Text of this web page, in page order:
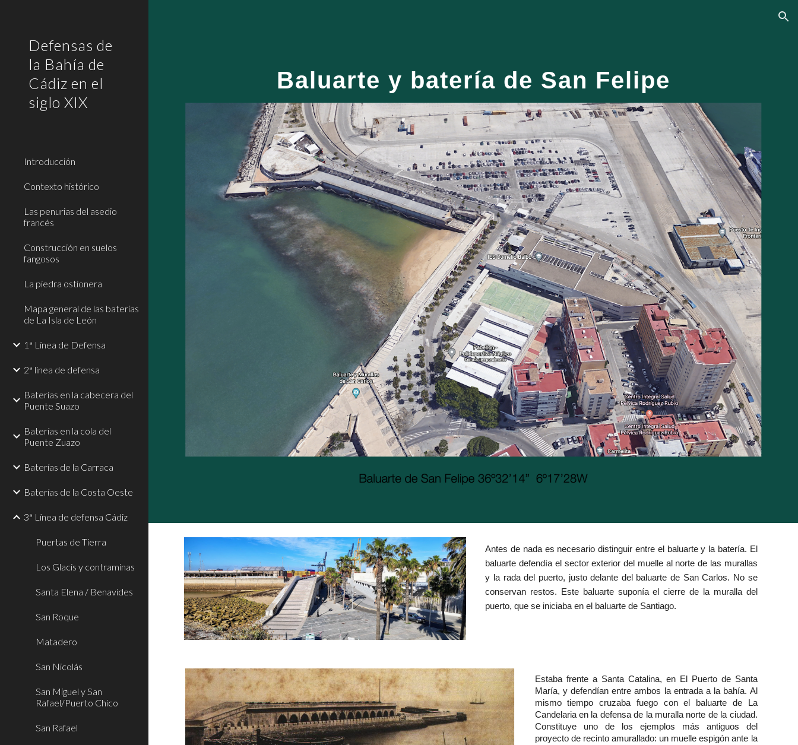
Defensas de
la Bahía de
Cádiz en el
siglo XIX
Introducción
Contexto histórico
Las penurias del asedio
francés
Construcción en suelos
fangosos
La piedra ostionera
Mapa general de las baterías
de La Isla de León
1ª Línea de Defensa
2ª línea de defensa
Baterías en la cabecera del
Puente Suazo
Baterías en la cola del
Puente Zuazo
Baterías de la Carraca
Baterías de la Costa Oeste
3ª Línea de defensa Cádiz
Puertas de Tierra
Los Glacis y contraminas
Santa Elena / Benavides
San Roque
Matadero
San Nicolás
San Miguel y San
Rafael/Puerto Chico
San Rafael
Baluarte y batería de San Felipe
Antes de nada es necesario distinguir entre el baluarte y la batería. El
baluarte defendía el sector exterior del muelle al norte de las murallas
y la rada del puerto, justo delante del baluarte de San Carlos. No se
conservan restos. Este baluarte suponía el cierre de la muralla del
puerto, que se iniciaba en el baluarte de Santiago.
Estaba frente a Santa Catalina, en El Puerto de Santa
María, y defendían entre ambos la entrada a la bahía. Al
mismo tiempo cruzaba fuego con el baluarte de La
Candelaria en la defensa de la muralla norte de la ciudad.
Constituye uno de los ejemplos más antiguos del
proyecto de recinto amurallado: un muelle espigón ante la